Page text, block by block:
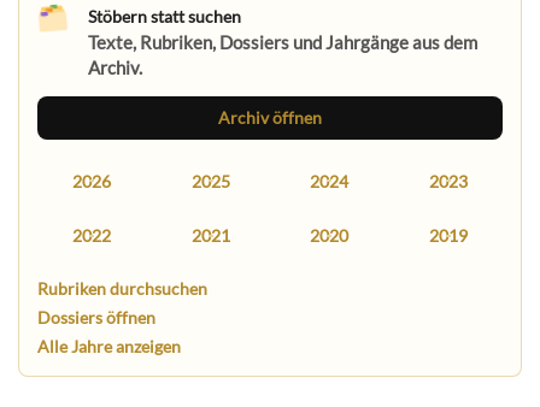
Stöbern statt suchen
Texte, Rubriken, Dossiers und Jahrgänge aus dem
Archiv.
Archiv öffnen
2026 2025 2024 2023
2022 2021 2020 2019
Rubriken durchsuchen
Dossiers öffnen
Alle Jahre anzeigen